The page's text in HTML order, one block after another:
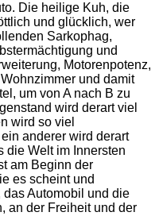
Die heilige Kuh, die
und glücklich, wer
Sarkophag,
und
Motorenpotenz,
und damit
um von A nach B zu
wird derart viel
wird so viel
anderer wird derart
die Welt im Innersten
am Beginn der
es scheint und
Automobil und die
an der Freiheit und der